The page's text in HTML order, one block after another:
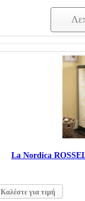
La Nordica
Καλέστε για τιμή